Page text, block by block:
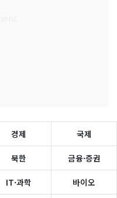
경제 국제
북한 금융·증권
IT·과학 바이오